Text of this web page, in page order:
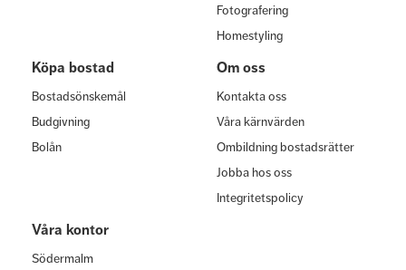
Fotografering
Homestyling
Köpa bostad
Bostadsönskemål
Budgivning
Bolån
Om oss
Kontakta oss
Våra kärnvärden
Ombildning bostadsrätter
Jobba hos oss
Integritetspolicy
Våra kontor
Södermalm